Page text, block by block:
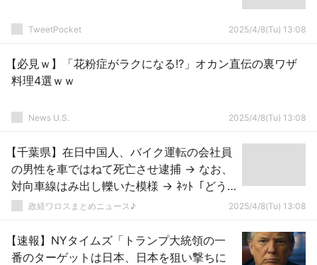
TweetPocket 2025/4/8(Tu) 13:08
【必見ｗ】「花粉症がラクになる!?」オカン直伝の裏ワザ
料理4選ｗｗ
News U.S. 2025/4/8(Tu) 13:08
【千葉県】在日中国人、バイク運転の会社員
の男性を車ではねて死亡させ逮捕 → なお、
対向車線はみ出し轢いた模様 → ﾈｯﾄ「どう
せ不起訴だろ？」「自公の責任は重い！」
政経ワロスまとめニュース♪ 2025/4/8(Tu) 13:08
【速報】NYタイムズ「トランプ大統領の一
番のターゲットは日本、日本を狙い撃ちに